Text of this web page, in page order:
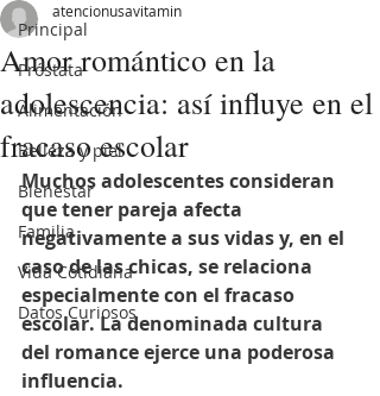
Principal
Próstata
Alimentación
Belleza y piel
Bienestar
Familia
Vida Cotidiana
Datos Curiosos
Amor romántico en la
adolescencia: así influye en el
fracaso escolar
atencionusavitamin
Muchos adolescentes consideran
que tener pareja afecta
negativamente a sus vidas y, en el
caso de las chicas, se relaciona
especialmente con el fracaso
escolar. La denominada cultura
del romance ejerce una poderosa
influencia.